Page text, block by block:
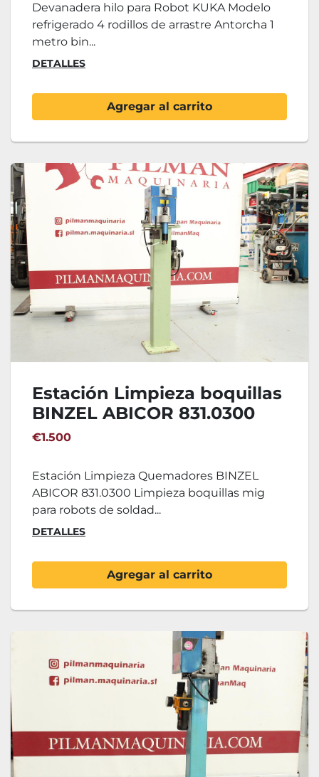
Devanadera hilo para Robot KUKA Modelo
refrigerado 4 rodillos de arrastre Antorcha 1
metro bin...
DETALLES
Agregar al carrito
Estación Limpieza boquillas
BINZEL ABICOR 831.0300
€1.500
Estación Limpieza Quemadores BINZEL
ABICOR 831.0300 Limpieza boquillas mig
para robots de soldad...
DETALLES
Agregar al carrito